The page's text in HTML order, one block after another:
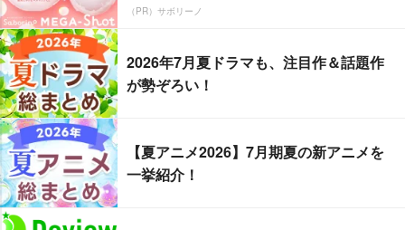
（PR）サボリーノ
2026年7月夏ドラマも、注目作＆話題作
が勢ぞろい！
【夏アニメ2026】7月期夏の新アニメを
一挙紹介！